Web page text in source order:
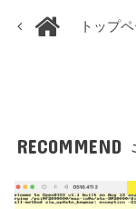
トップ
RECOMMEND